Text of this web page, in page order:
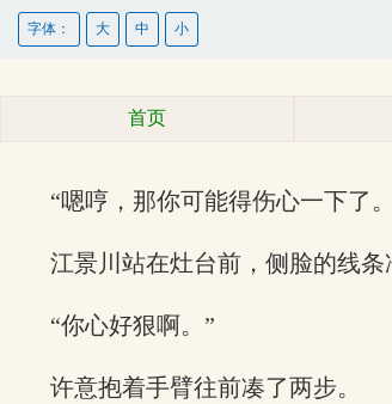
字体： 大 中 小
首页
“嗯哼，那你可能得伤心一下了
江景川站在灶台前，侧脸的线条
“你心好狠啊。”
许意抱着手臂往前凑了两步。